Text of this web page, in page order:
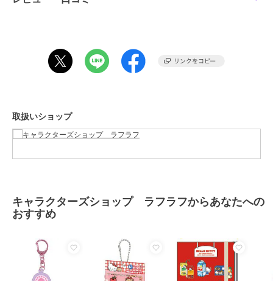
ショップ
キャラクターズショップ ラフラ
フ
性別タイプ
ー ／ストラップ・キーホルダー
すべてのストラップ・キーホルダ
サイズ
取扱いショップ
キャラクターズショップ ラフラフからあなたへの
おすすめ